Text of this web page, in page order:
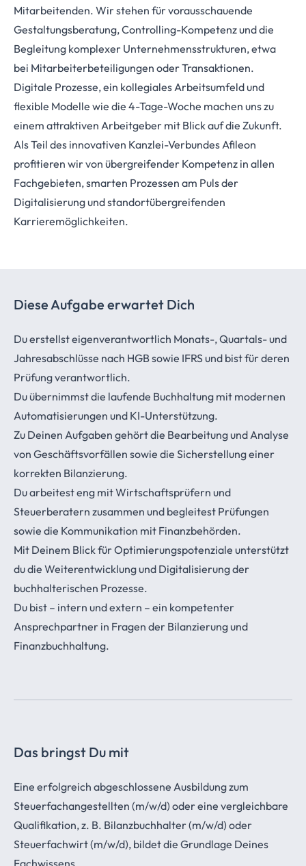
Mitarbeitenden. Wir stehen für vorausschauende
Gestaltungsberatung, Controlling-Kompetenz und die
Begleitung komplexer Unternehmensstrukturen, etwa
bei Mitarbeiterbeteiligungen oder Transaktionen.
Digitale Prozesse, ein kollegiales Arbeitsumfeld und
flexible Modelle wie die 4-Tage-Woche machen uns zu
einem attraktiven Arbeitgeber mit Blick auf die Zukunft.
Als Teil des innovativen Kanzlei-Verbundes Afileon
profitieren wir von übergreifender Kompetenz in allen
Fachgebieten, smarten Prozessen am Puls der
Digitalisierung und standortübergreifenden
Karrieremöglichkeiten.
Diese Aufgabe erwartet Dich
Du erstellst eigenverantwortlich Monats-, Quartals- und
Jahresabschlüsse nach HGB sowie IFRS und bist für deren
Prüfung verantwortlich.
Du übernimmst die laufende Buchhaltung mit modernen
Automatisierungen und KI-Unterstützung.
Zu Deinen Aufgaben gehört die Bearbeitung und Analyse
von Geschäftsvorfällen sowie die Sicherstellung einer
korrekten Bilanzierung.
Du arbeitest eng mit Wirtschaftsprüfern und
Steuerberatern zusammen und begleitest Prüfungen
sowie die Kommunikation mit Finanzbehörden.
Mit Deinem Blick für Optimierungspotenziale unterstützt
du die Weiterentwicklung und Digitalisierung der
buchhalterischen Prozesse.
Du bist – intern und extern – ein kompetenter
Ansprechpartner in Fragen der Bilanzierung und
Finanzbuchhaltung.
Das bringst Du mit
Eine erfolgreich abgeschlossene Ausbildung zum
Steuerfachangestellten (m/w/d) oder eine vergleichbare
Qualifikation, z. B. Bilanzbuchhalter (m/w/d) oder
Steuerfachwirt (m/w/d), bildet die Grundlage Deines
Fachwissens.